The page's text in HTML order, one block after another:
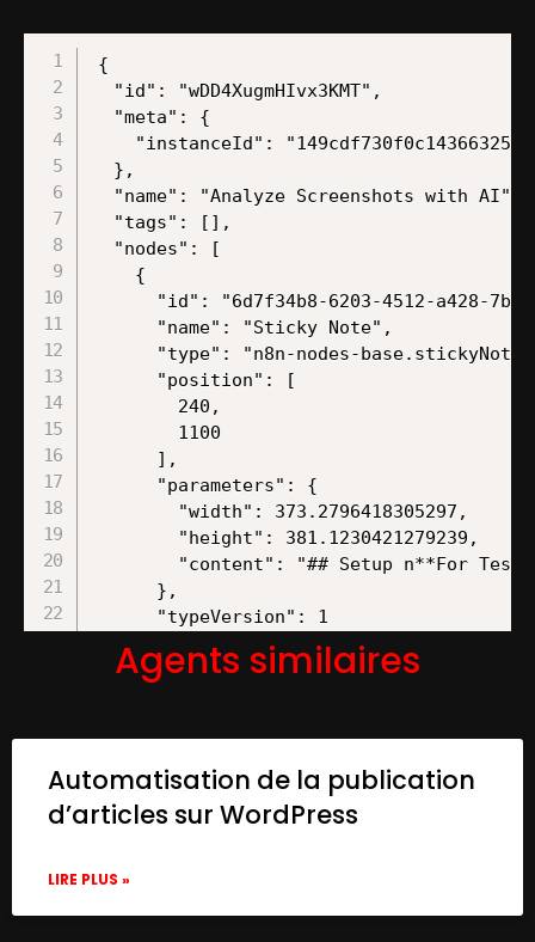
{
  "id": "wDD4XugmHIvx3KMT",
  "meta": {
"instanceId":
  },
  "name": "Analyze Screenshots with AI",
  "tags": [],
  "nodes": [
    {
"id": "6d7f34b8-6203-4512-a428-
      "name": "Sticky Note",
"type": "n8n-nodes-
      "position": [
        240,
        1100
      ],
      "parameters": {
        "width": 373.2796418305297,
        "height": 381.1230421279239,
"content": "## Setup n**For
      },
      "typeVersion": 1
    {
      "position": [
        360,
        1320
      "parameters": {
Agents similaires
Automatisation de la publication
d’articles sur WordPress
LIRE PLUS »